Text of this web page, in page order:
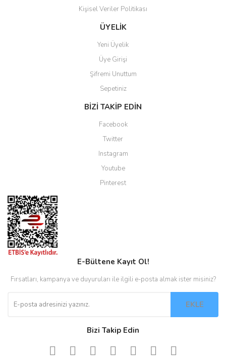
Kişisel Veriler Politikası
ÜYELİK
Yeni Üyelik
Üye Girişi
Şifremi Unuttum
Sepetiniz
BİZİ TAKİP EDİN
Facebook
Twitter
Instagram
Youtube
Pinterest
E-Bültene Kayıt Ol!
Fırsatları, kampanya ve duyuruları ile ilgili e-posta almak ister misiniz?
EKLE
Bizi Takip Edin